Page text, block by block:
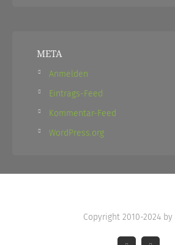
META
Anmelden
Eintrags-Feed
Kommentar-Feed
WordPress.org
Copyright 2010-2024 by